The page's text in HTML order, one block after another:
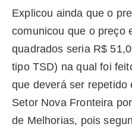
Explicou ainda que o
comunicou que o preço
quadrados seria R$
tipo TSD) na qual foi
que deverá ser repetido
Setor Nova Fronteira
de Melhorias, pois